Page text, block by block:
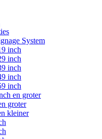
System
inch
inch
inch
inch
inch
en groter
groter
kleiner